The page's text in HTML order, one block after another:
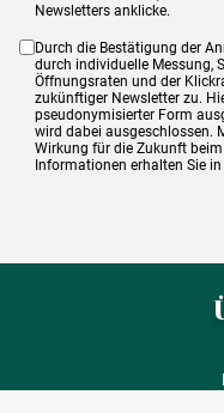
Newsletters anklicke.
Durch die Bestätigung der
durch individuelle Messung,
Öffnungsraten und der
zukünftiger Newsletter zu.
pseudonymisierter Form
wird dabei ausgeschlossen.
Wirkung für die Zukunft beim
Informationen erhalten Sie